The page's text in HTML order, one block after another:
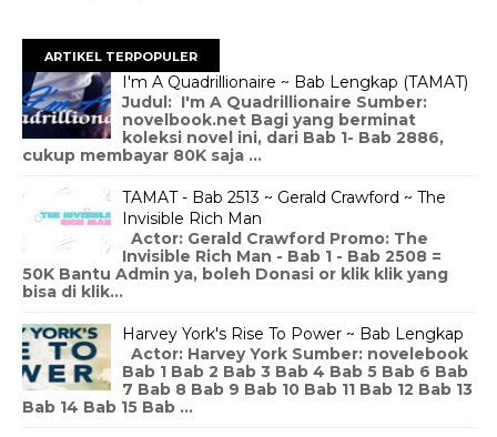
ARTIKEL TERPOPULER
I'm A Quadrillionaire ~ Bab Lengkap (TAMAT)
Judul: I'm A Quadrillionaire Sumber:
novelbook.net Bagi yang berminat
koleksi novel ini, dari Bab 1- Bab 2886,
cukup membayar 80K saja ...
TAMAT - Bab 2513 ~ Gerald Crawford ~ The
Invisible Rich Man
Actor: Gerald Crawford Promo: The
Invisible Rich Man - Bab 1 - Bab 2508 =
50K Bantu Admin ya, boleh Donasi or klik klik yang
bisa di klik...
Harvey York's Rise To Power ~ Bab Lengkap
Actor: Harvey York Sumber: novelebook
Bab 1 Bab 2 Bab 3 Bab 4 Bab 5 Bab 6 Bab
7 Bab 8 Bab 9 Bab 10 Bab 11 Bab 12 Bab 13
Bab 14 Bab 15 Bab ...